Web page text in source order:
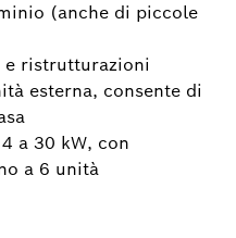
(anche di piccole
e ristrutturazioni
esterna, consente di
a 30 kW, con
a 6 unità